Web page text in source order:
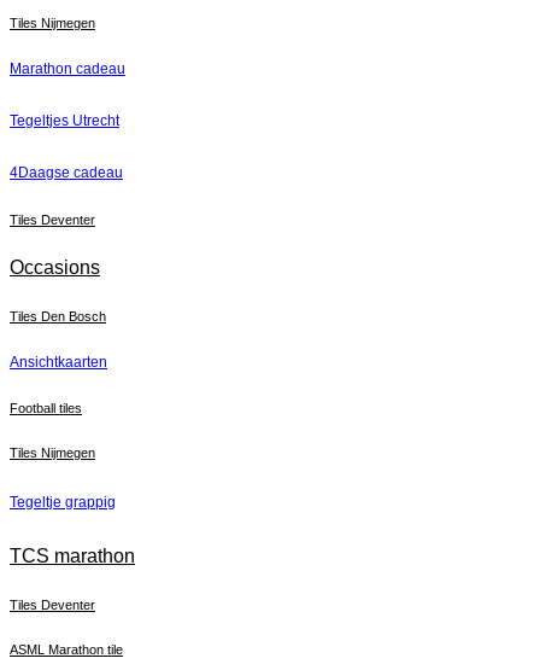
Tiles Nijmegen
Marathon cadeau
Tegeltjes Utrecht
4Daagse cadeau
Tiles Deventer
Occasions
Tiles Den Bosch
Ansichtkaarten
Football tiles
Tiles Nijmegen
Tegeltje grappig
TCS marathon
Tiles Deventer
ASML Marathon tile